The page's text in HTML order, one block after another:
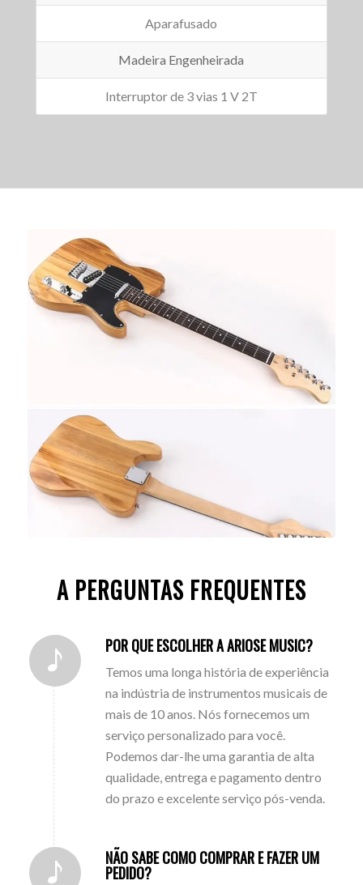
Aparafusado
Madeira Engenheirada
Interruptor de 3 vias 1 V 2T
A PERGUNTAS FREQUENTES
POR QUE ESCOLHER A ARIOSE MUSIC?
Temos uma longa história de experiência
na indústria de instrumentos musicais de
mais de 10 anos. Nós fornecemos um
serviço personalizado para você.
Podemos dar-lhe uma garantia de alta
qualidade, entrega e pagamento dentro
do prazo e excelente serviço pós-venda.
NÃO SABE COMO COMPRAR E FAZER UM
PEDIDO?